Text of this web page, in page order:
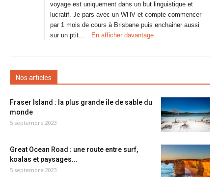
voyage est uniquement dans un but linguistique et
lucratif. Je pars avec un WHV et compte commencer
par 1 mois de cours à Brisbane puis enchainer aussi
sur un ptit…
En afficher davantage
Nos articles
Fraser Island : la plus grande île de sable du
monde
5 septembre 2023
Great Ocean Road : une route entre surf,
koalas et paysages...
5 septembre 2023